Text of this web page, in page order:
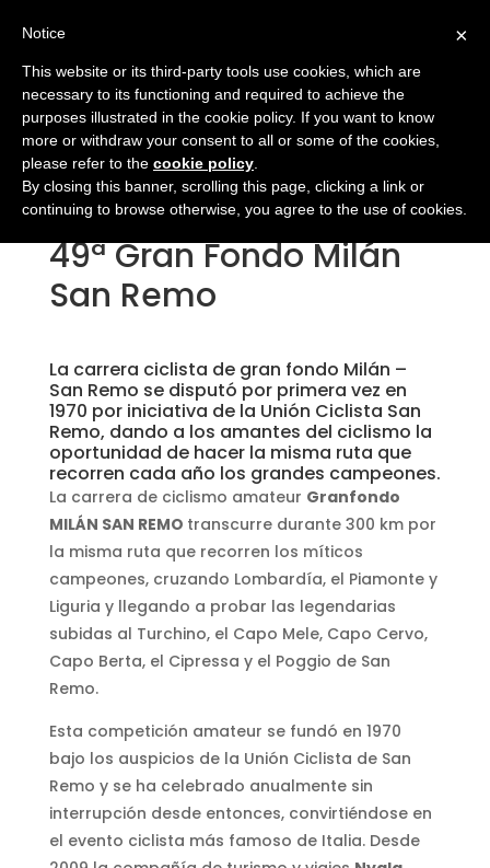
49ª Gran Fondo Milán
San Remo
La carrera ciclista de gran fondo Milán –
San Remo se disputó por primera vez en
1970 por iniciativa de la Unión Ciclista San
Remo, dando a los amantes del ciclismo la
oportunidad de hacer la misma ruta que
recorren cada año los grandes campeones.
La carrera de ciclismo amateur Granfondo
MILÁN SAN REMO transcurre durante 300 km por
la misma ruta que recorren los míticos
campeones, cruzando Lombardía, el Piamonte y
Liguria y llegando a probar las legendarias
subidas al Turchino, el Capo Mele, Capo Cervo,
Capo Berta, el Cipressa y el Poggio de San
Remo.
Esta competición amateur se fundó en 1970
bajo los auspicios de la Unión Ciclista de San
Remo y se ha celebrado anualmente sin
interrupción desde entonces, convirtiéndose en
el evento ciclista más famoso de Italia. Desde
×
Notice
This website or its third-party tools use cookies, which are
necessary to its functioning and required to achieve the
purposes illustrated in the cookie policy. If you want to know
more or withdraw your consent to all or some of the cookies,
please refer to the cookie policy
By closing this banner, scrolling this page, clicking a link or
continuing to browse otherwise, you agree to the use of cookies.